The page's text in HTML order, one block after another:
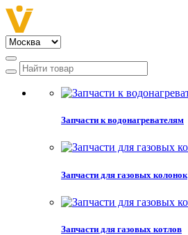
Запчасти к водонагревателям
Запчасти для газовых колонок
Запчасти для газовых котлов